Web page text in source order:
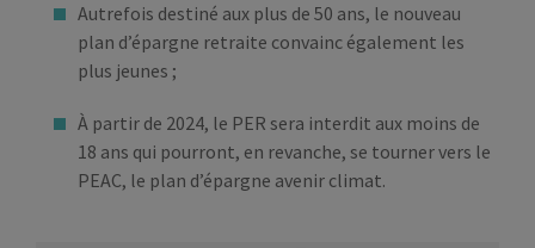
Autrefois destiné aux plus de 50 ans, le nouveau
plan d’épargne retraite convainc également les
plus jeunes ;
À partir de 2024, le PER sera interdit aux moins de
18 ans qui pourront, en revanche, se tourner vers le
PEAC, le plan d’épargne avenir climat.